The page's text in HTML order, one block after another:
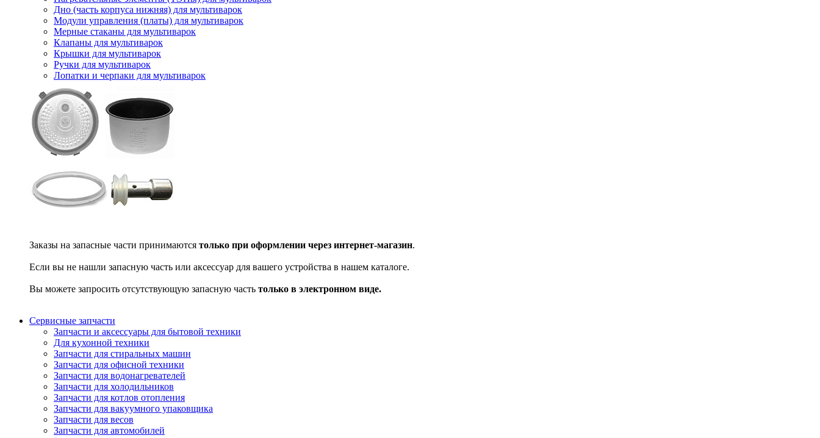
Дно (часть корпуса нижняя) для мультиварок
Модули управления (платы) для мультиварок
Мерные стаканы для мультиварок
Клапаны для мультиварок
Крышки для мультиварок
Ручки для мультиварок
Лопатки и черпаки для мультиварок
Заказы на запасные части принимаются только при оформлении через интернет-магазин.
Если вы не нашли запасную часть или аксессуар для вашего устройства в нашем каталоге.
Вы можете запросить отсутствующую запасную часть только в электронном виде.
Сервисные запчасти
Запчасти и аксессуары для бытовой техники
Для кухонной техники
Запчасти для стиральных машин
Запчасти для офисной техники
Запчасти для водонагревателей
Запчасти для холодильников
Запчасти для котлов отопления
Запчасти для вакуумного упаковщика
Запчасти для весов
Запчасти для автомобилей